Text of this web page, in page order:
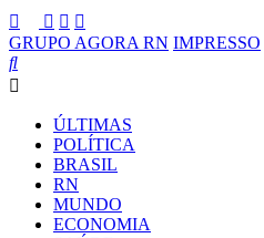
GRUPO AGORA RN IMPRESSO
ÚLTIMAS
POLÍTICA
BRASIL
RN
MUNDO
ECONOMIA